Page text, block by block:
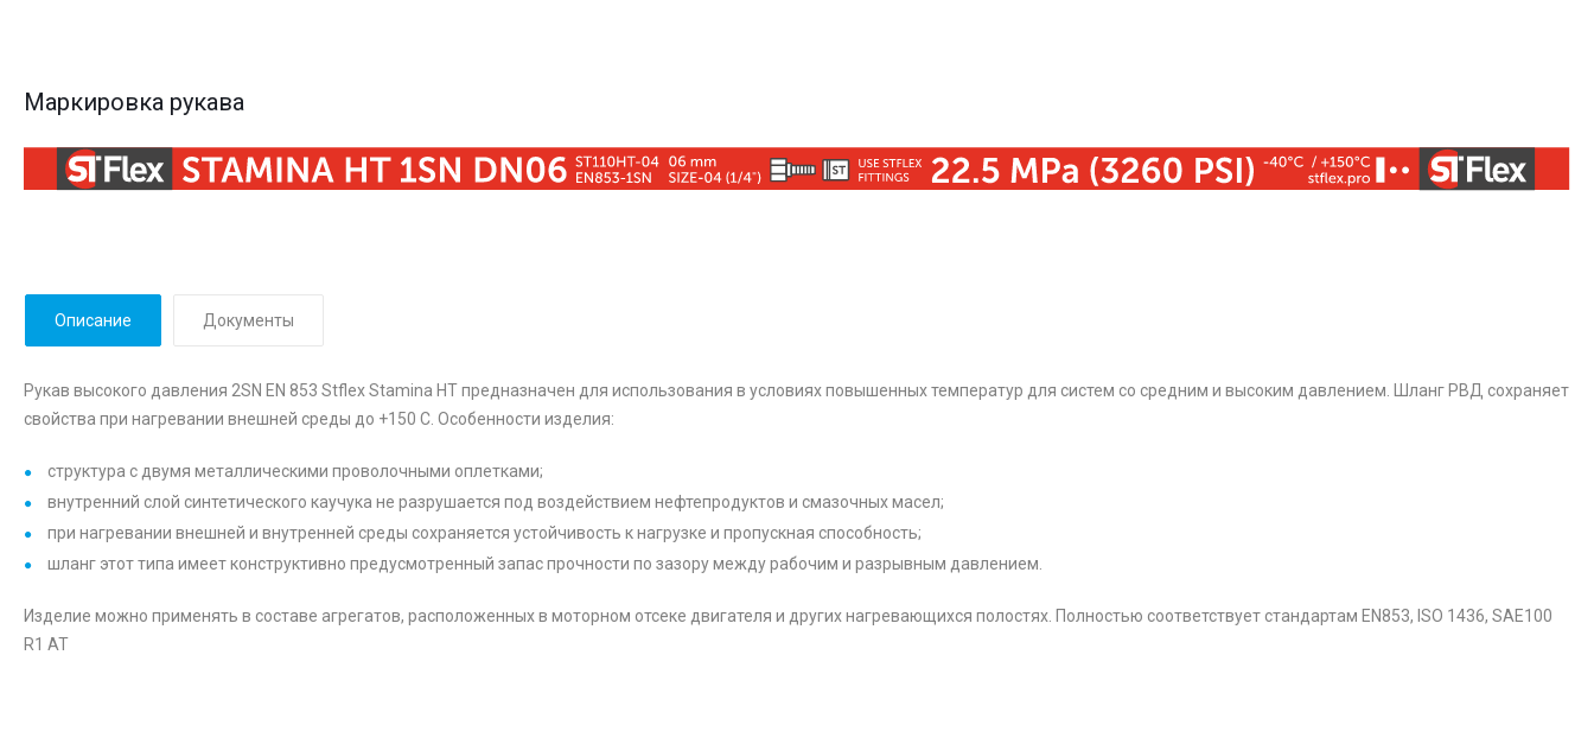
Маркировка рукава
Описание Документы
Рукав высокого давления 2SN EN 853 Stflex Stamina HT предназначен для использования в условиях повышенных температур для систем со средним и высоким давлением. Шланг РВД сохраняет
свойства при нагревании внешней среды до +150 С. Особенности изделия:
структура с двумя металлическими проволочными оплетками;
внутренний слой синтетического каучука не разрушается под воздействием нефтепродуктов и смазочных масел;
при нагревании внешней и внутренней среды сохраняется устойчивость к нагрузке и пропускная способность;
шланг этот типа имеет конструктивно предусмотренный запас прочности по зазору между рабочим и разрывным давлением.
Изделие можно применять в составе агрегатов, расположенных в моторном отсеке двигателя и других нагревающихся полостях. Полностью соответствует стандартам EN853, ISO 1436, SAE100
R1 AT